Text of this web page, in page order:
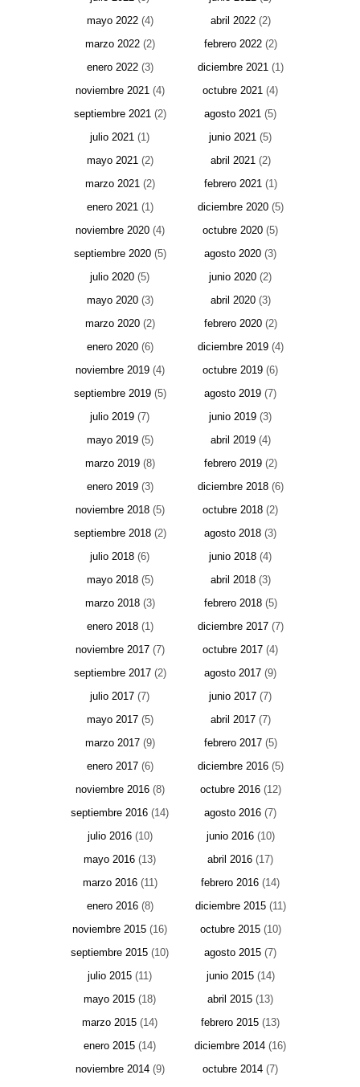
mayo 2022(4) abril 2022(2)
marzo 2022(2) febrero 2022(2)
enero 2022(3) diciembre 2021(1)
noviembre 2021(4) octubre 2021 (4)
septiembre 2021(2) agosto 2021 (5)
julio 2021 (1) junio 2021 (5)
mayo 2021(2) abril 2021(2)
marzo 2021(2) febrero 2021(1)
enero 2021(1) diciembre 2020(5)
noviembre 2020(4) octubre 2020 (5)
septiembre 2020(5) agosto 2020 (3)
julio 2020 (5) junio 2020 (2)
mayo 2020(3) abril 2020(3)
marzo 2020(2) febrero 2020(2)
enero 2020(6) diciembre 2019(4)
noviembre 2019(4) octubre 2019 (6)
septiembre 2019(5) agosto 2019 (7)
julio 2019 (7) junio 2019 (3)
mayo 2019(5) abril 2019(4)
marzo 2019(8) febrero 2019(2)
enero 2019(3) diciembre 2018(6)
noviembre 2018(5) octubre 2018 (2)
septiembre 2018(2) agosto 2018 (3)
julio 2018 (6) junio 2018 (4)
mayo 2018(5) abril 2018(3)
marzo 2018(3) febrero 2018(5)
enero 2018(1) diciembre 2017(7)
noviembre 2017(7) octubre 2017 (4)
septiembre 2017(2) agosto 2017 (9)
julio 2017 (7) junio 2017 (7)
mayo 2017(5) abril 2017(7)
marzo 2017(9) febrero 2017(5)
enero 2017(6) diciembre 2016(5)
noviembre 2016(8) octubre 2016(12)
septiembre 2016 (14) agosto 2016 (7)
julio 2016(10) junio 2016(10)
mayo 2016 (13) abril 2016 (17)
marzo 2016(11) febrero 2016 (14)
enero 2016(8) diciembre 2015(11)
noviembre 2015 (16) octubre 2015(10)
septiembre 2015 (10) agosto 2015 (7)
julio 2015 (11) junio 2015(14)
mayo 2015 (18) abril 2015 (13)
marzo 2015 (14) febrero 2015 (13)
enero 2015 (14) diciembre 2014 (16)
noviembre 2014(9) octubre 2014 (7)